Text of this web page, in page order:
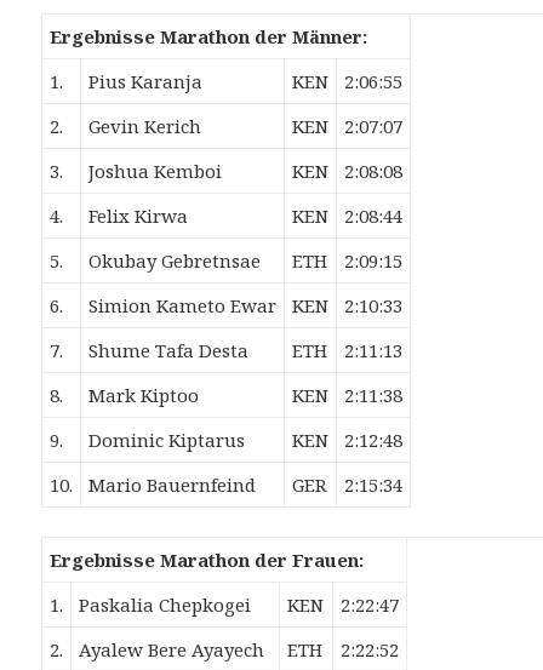
Ergebnisse Marathon der Männer:
1.
Pius Karanja KEN
2:06:55
2.
Gevin Kerich KEN
2:07:07
3.
Joshua Kemboi KEN
2:08:08
4.
Felix Kirwa KEN
2:08:44
5.
Okubay Gebretnsae ETH
2:09:15
6.
Simion Kameto Ewar KEN
2:10:33
7.
Shume Tafa Desta ETH
2:11:13
8.
Mark Kiptoo KEN
2:11:38
9.
Dominic Kiptarus KEN
2:12:48
10.
Mario Bauernfeind GER 2:15:34
Ergebnisse Marathon der Frauen:
1.
Paskalia Chepkogei KEN
2:22:47
2.
Ayalew Bere Ayayech ETH
2:22:52